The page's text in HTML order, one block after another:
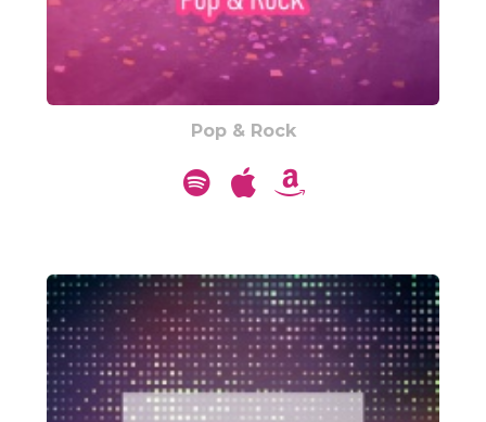
Pop & Rock